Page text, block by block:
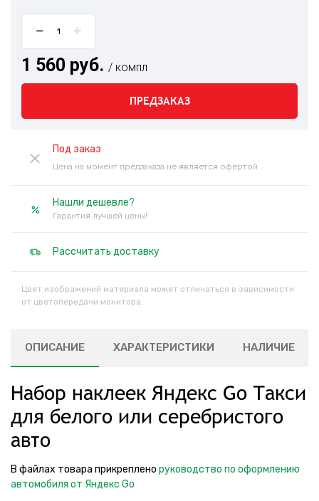
1 560 руб. / компл
ПРЕДЗАКАЗ
Под заказ
Цена на момент предзаказа не является офертой
Нашли дешевле?
Гарантия лучшей цены!
Рассчитать доставку
Цвет изображений материала может отличаться в зависимости
от цветопередачи монитора.
ОПИСАНИЕ ХАРАКТЕРИСТИКИ НАЛИЧИЕ
Набор наклеек Яндекс Go Такси
для белого или серебристого
авто
В файлах товара прикреплено руководство по оформлению
автомобиля от Яндекс Go